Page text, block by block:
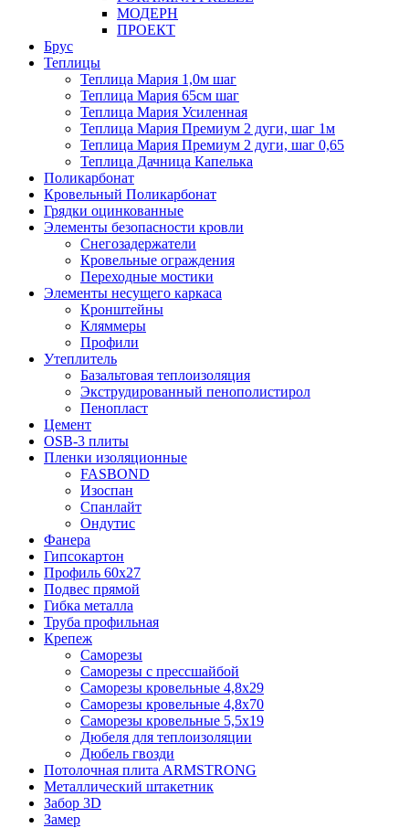
МОДЕРН
ПРОЕКТ
Брус
Теплицы
Теплица Мария 1,0м шаг
Теплица Мария 65см шаг
Теплица Мария Усиленная
Теплица Мария Премиум 2 дуги, шаг 1м
Теплица Мария Премиум 2 дуги, шаг 0,65
Теплица Дачница Капелька
Поликарбонат
Кровельный Поликарбонат
Грядки оцинкованные
Элементы безопасности кровли
Снегозадержатели
Кровельные ограждения
Переходные мостики
Элементы несущего каркаса
Кронштейны
Кляммеры
Профили
Утеплитель
Базальтовая теплоизоляция
Экструдированный пенополистирол
Пенопласт
Цемент
OSB-3 плиты
Пленки изоляционные
FASBOND
Изоспан
Спанлайт
Ондутис
Фанера
Гипсокартон
Профиль 60х27
Подвес прямой
Гибка металла
Труба профильная
Крепеж
Саморезы
Саморезы с прессшайбой
Саморезы кровельные 4,8х29
Саморезы кровельные 4,8х70
Саморезы кровельные 5,5х19
Дюбеля для теплоизоляции
Дюбель гвозди
Потолочная плита ARMSTRONG
Металлический штакетник
Забор 3D
Замер